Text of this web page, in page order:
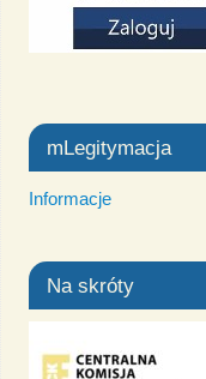
mLegitymacja
Informacje
Na skróty